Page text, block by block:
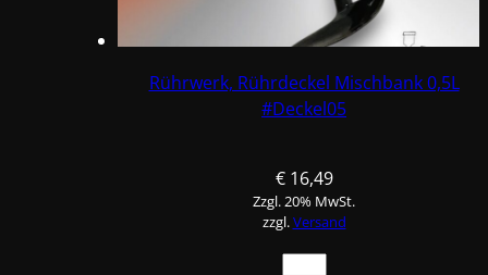
Rührwerk, Rührdeckel Mischbank 0,5L
#Deckel05
€16,49
Zzgl. 20% MwSt.
zzgl.Versand
Rührwerk,